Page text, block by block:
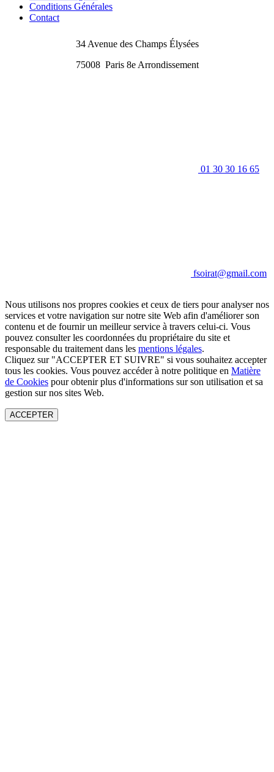
Conditions Générales
Contact
34 Avenue des Champs Élysées
75008 Paris 8e Arrondissement
01 30 30 16 65
fsoirat@gmail.com
Nous utilisons nos propres cookies et ceux de tiers pour analyser nos
services et votre navigation sur notre site Web afin d'améliorer son
contenu et de fournir un meilleur service à travers celui-ci. Vous
pouvez consulter les coordonnées du propriétaire du site et
responsable du traitement dans les mentions légales.
Cliquez sur "ACCEPTER ET SUIVRE" si vous souhaitez accepter
tous les cookies. Vous pouvez accéder à notre politique en Matière
de Cookies pour obtenir plus d'informations sur son utilisation et sa
gestion sur nos sites Web.
ACCEPTER